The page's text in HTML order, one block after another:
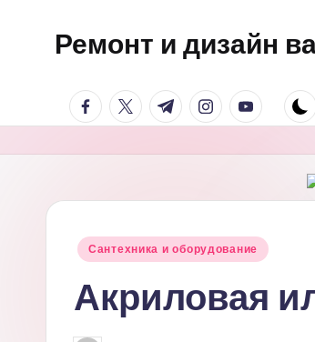
содержимому
Ремонт и дизайн
практичные
интерьерные
ванной
facebook.com
twitter.com
t.me instagram.com
Опубликовано
Сантехника и оборудование
Акриловая